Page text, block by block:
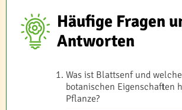
Häufige Fragen
Antworten
Was ist Blattsenf und welche
botanischen Eigenschaften
Pflanze?